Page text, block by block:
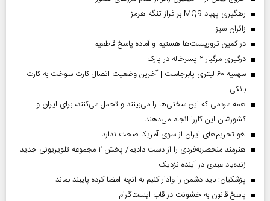
رهگیری پهپاد MQ9 بر فراز تنگه هرمز
‌زائران سبز
در کمین تروریست‌ها هستیم و آماده پاسخ قاطعیم
درگیری مرگبار ۲ پسرخاله در پارک
سهمیه ۶۰ لیتری پابرجاست | آخرین وضعیت اتصال کارت سوخت به کارت
بانکی
همه مردمی که این سختی‌ها را می‌بینند و تحمل می‌کنند، برای ایران و
کشورشان این کاررا انجام می‌دهند
لغو تحریم‌های ایران از سوی آمریکا صحت ندارد
هنرمند منحصر‌به‌فردی را از دست دادیم/ پخش ۲ مجموعه تلویزیونی جدید
زنده‌یاد عبدی در آینده نزدیک
پزشکیان: باید دشمن را وادار کنیم به آنچه امضا کرده پایبند بماند
پاسخ قانون به خشونت در قاب اینستاگرام